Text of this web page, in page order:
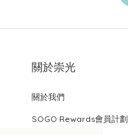
關於崇光
關於我們
SOGO Rewards會員計劃